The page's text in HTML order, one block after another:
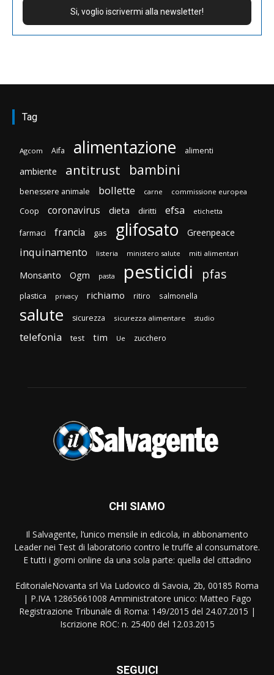
Tag
Agcom Aifa alimentazione alimenti
ambiente antitrust bambini
benessere animale bollette carne commissione europea
Coop coronavirus dieta diritti efsa etichetta
farmaci francia gas glifosato Greenpeace
inquinamento listeria ministero salute miti alimentari
Monsanto Ogm pasta pesticidi pfas
plastica privacy richiamo ritiro salmonella
salute sicurezza sicurezza alimentare studio
telefonia test tim Ue zucchero
CHI SIAMO
Il Salvagente, l’unico mensile in edicola, in abbonamento
Leader nei Test di laboratorio contro le truffe al consumatore.
E tutti i giorni online da una sola parte: quella del cittadino
EditorialeNovanta srl Via Ludovico di Savoia, 2b, 00185 Roma
| P.IVA 12865661008 Amministratore unico: Matteo Fago
Registrazione Tribunale di Roma: 149/2015 del 24.07.2015 |
Iscrizione ROC: n. 25400 del 12.03.2015
SEGUICI